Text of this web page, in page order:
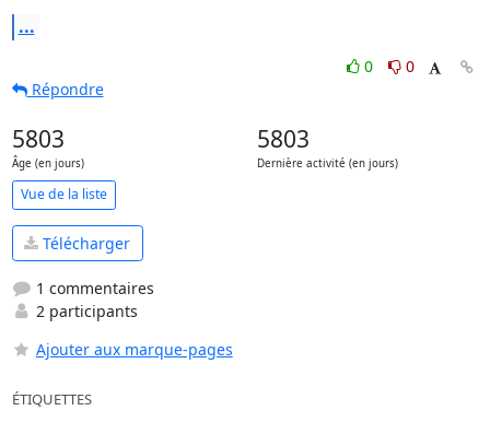
...
0
0
Répondre
5803
Âge (en jours)
5803
Dernière activité (en jours)
Vue de la liste
Télécharger
1 commentaires
2 participants
Ajouter aux marque-pages
ÉTIQUETTES